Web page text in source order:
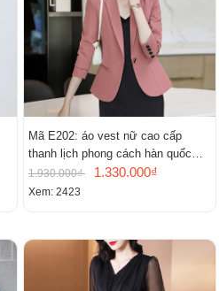
Mã E202: áo vest nữ cao cấp
thanh lịch phong cách hàn quốc
mới
1.930.000₫ 1.330.000₫
Xem: 2423